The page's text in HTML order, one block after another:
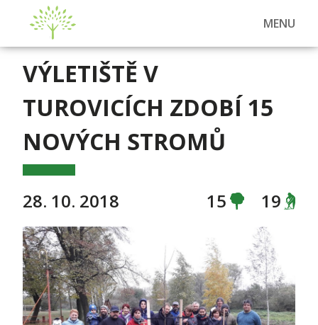
MENU
VÝLETIŠTĚ V
TUROVICÍCH ZDOBÍ 15
NOVÝCH STROMŮ
28. 10. 2018 15 19